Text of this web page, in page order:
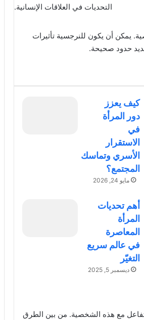
التحديات في العلاقات الإنسانية.
يمكن أن يكون للنرجسية تأثيرات
حدود صحيحة.
كيف يعزز
دور المرأة
في
الاستقرار
الأسري وتماسك
المجتمع؟
مايو 24, 2026
أهم تحديات
المرأة
المعاصرة
في عالم سريع
التغيّر
ديسمبر 5, 2025
مع هذه الشخصية. من بين الطرق